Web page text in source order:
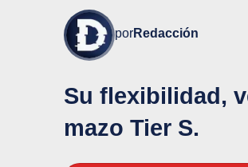
porRedacción
Su flexibilidad,
mazo Tier S.